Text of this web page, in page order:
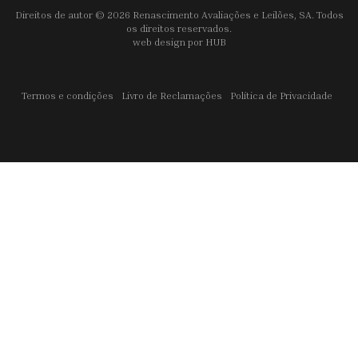
Direitos de autor © 2026 Renascimento Avaliações e Leilões, SA. Todos
os direitos reservados.
web design por HUB
Termos e condições Livro de Reclamações Política de Privacidade